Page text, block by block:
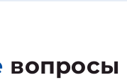
вопросы